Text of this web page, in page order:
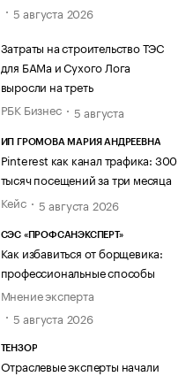
5 августа 2026
Затраты на строительство ТЭС
для БАМа и Сухого Лога
выросли на треть
РБК Бизнес
5 августа
ИП ГРОМОВА МАРИЯ АНДРЕЕВНА
Pinterest как канал трафика: 300
тысяч посещений за три месяца
Кейс
5 августа 2026
СЭС «ПРОФСАНЭКСПЕРТ»
Как избавиться от борщевика:
профессиональные способы
Мнение эксперта
5 августа 2026
ТЕНЗОР
Отраслевые эксперты начали